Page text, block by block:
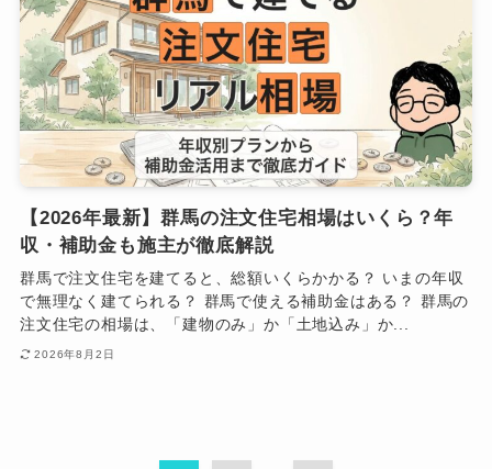
【2026年最新】群馬の注文住宅相場はいくら？年
収・補助金も施主が徹底解説
群馬で注文住宅を建てると、総額いくらかかる？ いまの年収
で無理なく建てられる？ 群馬で使える補助金はある？ 群馬の
注文住宅の相場は、「建物のみ」か「土地込み」か...
2026年8月2日